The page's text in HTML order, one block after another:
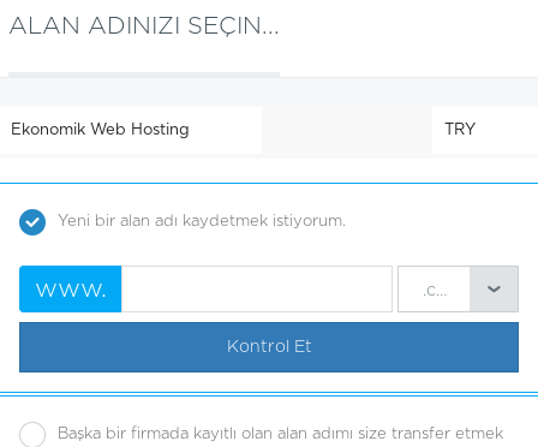
ALAN ADINIZI SEÇIN...
Yeni bir alan adı kaydetmek istiyorum.
www. .com
Kontrol Et
Başka bir firmada kayıtlı olan alan adımı size transfer etmek